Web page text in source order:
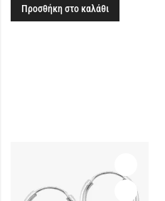
Προσθήκη στο καλάθι